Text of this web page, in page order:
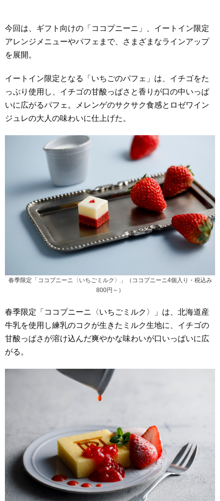
今回は、ギフト向けの「ココプニーニ」、イートイン限定
アレンジメニューやパフェまで、さまざまなラインアップ
を展開。
イートイン限定となる「いちごのパフェ」は、イチゴをた
っぷり使用し、イチゴの甘酸っぱさと香りが口の中いっぱ
いに広がるパフェ。メレンゲのサクサク食感とロゼワイン
ジュレの大人の味わいに仕上げた。
春季限定「ココプニーニ〈いちごミルク〉」（ココプニーニ4個入り・税込み
800円～）
春季限定「ココプニーニ〈いちごミルク〉」は、北海道産
牛乳を使用し練乳のコクが生きたミルク生地に、イチゴの
甘酸っぱさが溶け込んだ爽やかな味わいが口いっぱいに広
がる。